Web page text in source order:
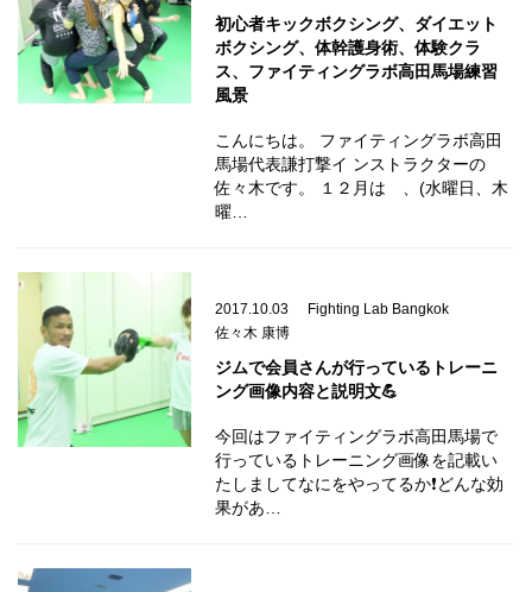
初心者キックボクシング、ダイエット
ボクシング、体幹護身術、体験クラ
ス、ファイティングラボ高田馬場練習
風景
こんにちは。 ファイティングラボ高田
馬場代表謙打撃イ ンストラクターの
佐々木です。 １２月は 、(水曜日、木
曜…
2017.10.03
Fighting Lab Bangkok
佐々木 康博
ジムで会員さんが行っているトレーニ
ング画像内容と説明文💪
今回はファイティングラボ高田馬場で
行っているトレーニング画像を記載い
たしましてなにをやってるか❗どんな効
果があ…